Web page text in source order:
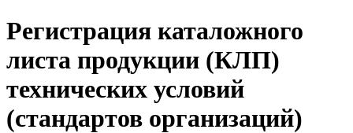
Регистрация каталожного
листа продукции (КЛП)
технических условий
(стандартов организаций)